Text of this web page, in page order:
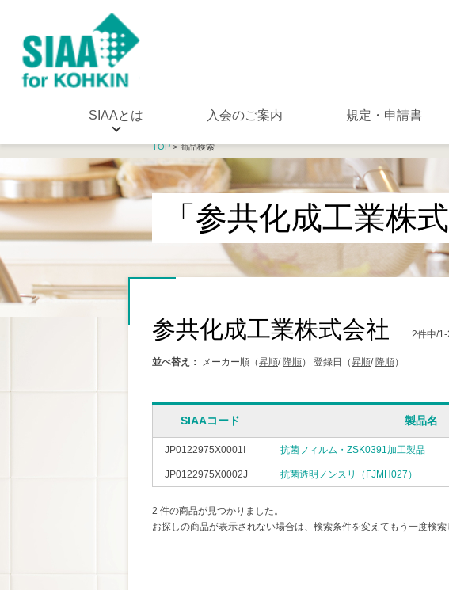
SIAAとは 入会のご案内 規定・申請書
TOP> 商品検索
「参共化成工業株
参共化成工業株式会社 2件中/
並べ替え： メーカー順（昇順/ 降順） 登録日（昇順/ 降順）
SIAAコード 製品名
JP0122975X0001I 抗菌フィルム・ZSK0391加工製品
JP0122975X0002J 抗菌透明ノンスリ（FJMH027）
2 件の商品が見つかりました。
お探しの商品が表示されない場合は、検索条件を変えてもう一度検索